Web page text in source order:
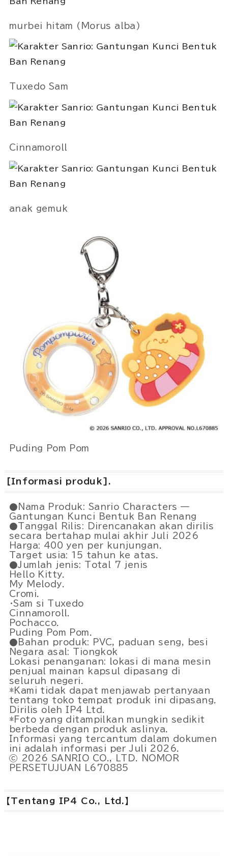
murbei hitam (Morus alba)
Tuxedo Sam
Cinnamoroll
anak gemuk
Puding Pom Pom
[Informasi produk].
●Nama Produk: Sanrio Characters —
Gantungan Kunci Bentuk Ban Renang
●Tanggal Rilis: Direncanakan akan dirilis
secara bertahap mulai akhir Juli 2026
Harga: 400 yen per kunjungan.
Target usia: 15 tahun ke atas.
●Jumlah jenis: Total 7 jenis
Hello Kitty.
My Melody.
Cromi.
・Sam si Tuxedo
Cinnamoroll.
Pochacco.
Puding Pom Pom.
●Bahan produk: PVC, paduan seng, besi
Negara asal: Tiongkok
Lokasi penanganan: lokasi di mana mesin
penjual mainan kapsul dipasang di
seluruh negeri.
*Kami tidak dapat menjawab pertanyaan
tentang toko tempat produk ini dipasang.
Dirilis oleh IP4 Ltd.
*Foto yang ditampilkan mungkin sedikit
berbeda dengan produk aslinya.
Informasi yang tercantum dalam dokumen
ini adalah informasi per Juli 2026.
ⓒ 2026 SANRIO CO., LTD. NOMOR
PERSETUJUAN L670885
【Tentang IP4 Co., Ltd.】